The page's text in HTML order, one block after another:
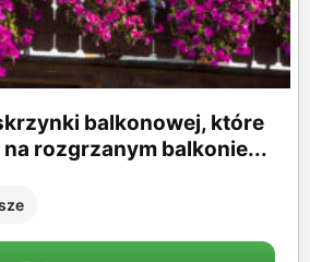
balkonowej, które
rozgrzanym balkonie...